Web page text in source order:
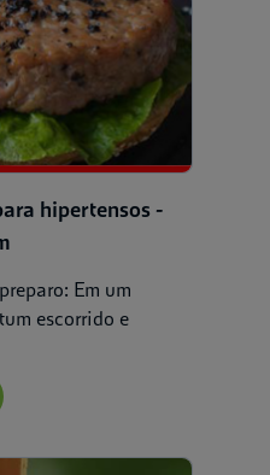
hipertensos -
Em um
escorrido e